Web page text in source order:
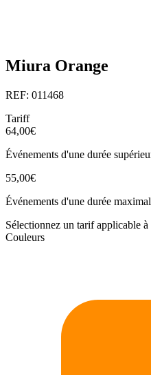
Miura Orange
REF: 011468
Tariff
64,00€
Événements d'une durée
55,00€
Événements d'une durée
Sélectionnez un tarif applicable
Couleurs